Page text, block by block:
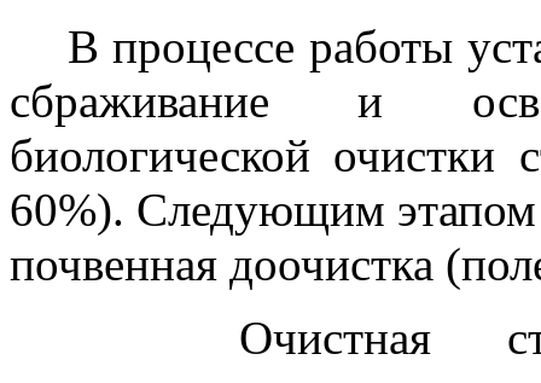
В процессе работы
сбраживание и
биологической
60%). Следующим этапом
почвенная доочистка
Очистная